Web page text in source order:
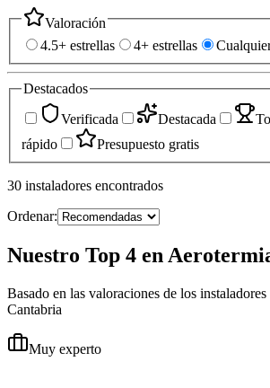
Valoración
4.5+ estrellas
4+ estrellas
Destacados
Verificada
Destacada
rápido
Presupuesto gratis
30 instaladores encontrados
Ordenar:
Nuestro Top 4 en
Basado en las valoraciones de los
Cantabria
Muy experto